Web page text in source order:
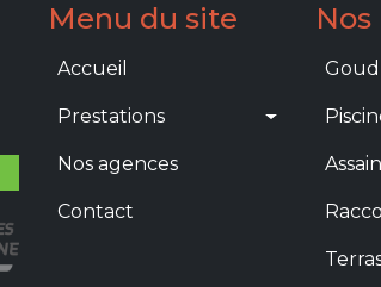
Menu du site
Main navigation
Accueil
Prestations
Nos agences
Contact